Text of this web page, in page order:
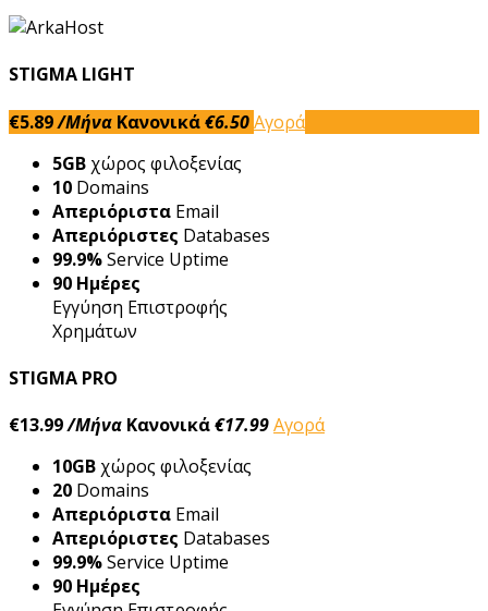
STIGMA LIGHT
€5.89/Μήνα Κανονικά€6.50Αγορά
5GB χώρος φιλοξενίας
10 Domains
Απεριόριστα Email
Απεριόριστες Databases
99.9%Service Uptime
90 Ημέρες
Εγγύηση Eπιστροφής
Xρημάτων
STIGMA PRO
€13.99/Μήνα Κανονικά€17.99Αγορά
10GB χώρος φιλοξενίας
20 Domains
Απεριόριστα Email
Απεριόριστες Databases
99.9%Service Uptime
90 Ημέρες